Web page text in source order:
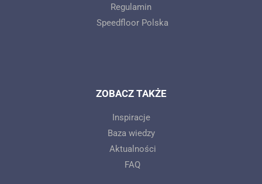
Regulamin
Speedfloor Polska
ZOBACZ TAKŻE
Inspiracje
Baza wiedzy
Aktualności
FAQ